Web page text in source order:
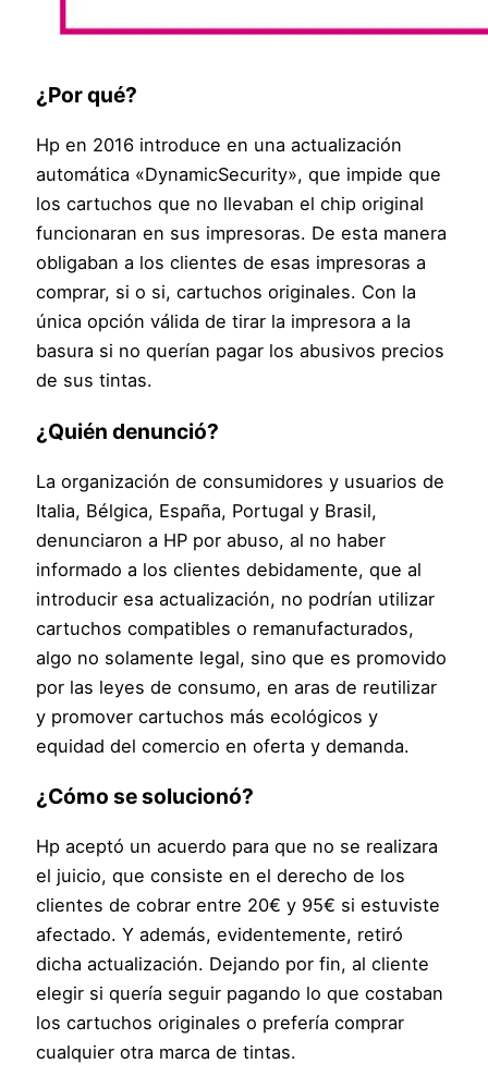
¿Por qué?
Hp en 2016 introduce en una actualización
automática «DynamicSecurity», que impide que
los cartuchos que no llevaban el chip original
funcionaran en sus impresoras. De esta manera
obligaban a los clientes de esas impresoras a
comprar, si o si, cartuchos originales. Con la
única opción válida de tirar la impresora a la
basura si no querían pagar los abusivos precios
de sus tintas.
¿Quién denunció?
La organización de consumidores y usuarios de
Italia, Bélgica, España, Portugal y Brasil,
denunciaron a HP por abuso, al no haber
informado a los clientes debidamente, que al
introducir esa actualización, no podrían utilizar
cartuchos compatibles o remanufacturados,
algo no solamente legal, sino que es promovido
por las leyes de consumo, en aras de reutilizar
y promover cartuchos más ecológicos y
equidad del comercio en oferta y demanda.
¿Cómo se solucionó?
Hp aceptó un acuerdo para que no se realizara
el juicio, que consiste en el derecho de los
clientes de cobrar entre 20€ y 95€ si estuviste
afectado. Y además, evidentemente, retiró
dicha actualización. Dejando por fin, al cliente
elegir si quería seguir pagando lo que costaban
los cartuchos originales o prefería comprar
cualquier otra marca de tintas.